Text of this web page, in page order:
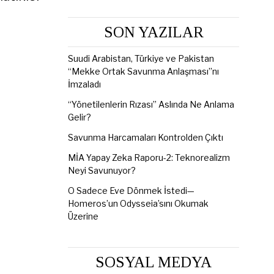
SON YAZILAR
Suudi Arabistan, Türkiye ve Pakistan
“Mekke Ortak Savunma Anlaşması”nı
İmzaladı
“Yönetilenlerin Rızası” Aslında Ne Anlama
Gelir?
Savunma Harcamaları Kontrolden Çıktı
MİA Yapay Zeka Raporu-2: Teknorealizm
Neyi Savunuyor?
O Sadece Eve Dönmek İstedi—
Homeros’un Odysseia’sını Okumak
Üzerine
SOSYAL MEDYA